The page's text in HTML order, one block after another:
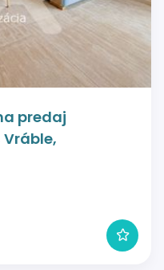
predaj
Vráble,